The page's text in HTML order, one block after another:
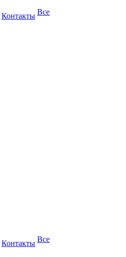
Контакты Все
Контакты Все